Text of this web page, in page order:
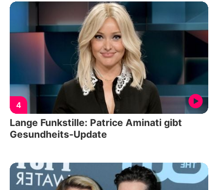
4
Lange Funkstille: Patrice Aminati gibt
Gesundheits-Update